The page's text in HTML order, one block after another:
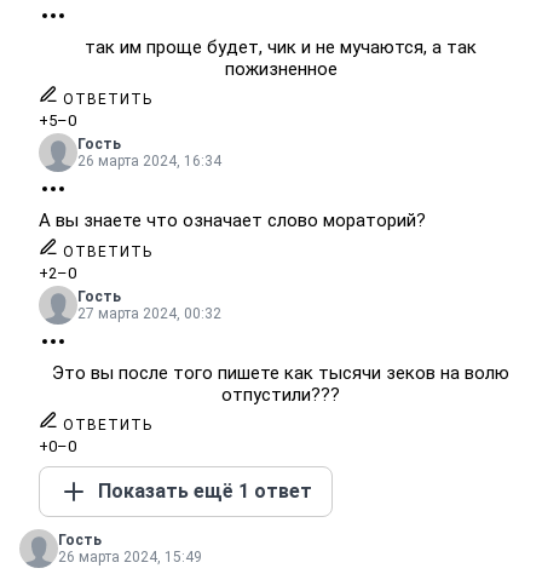
так им проще будет, чик и не мучаются, а так
пожизненное
ОТВЕТИТЬ
+5–0
Гость
26 марта 2024, 16:34
А вы знаете что означает слово мораторий?
ОТВЕТИТЬ
+2–0
Гость
27 марта 2024, 00:32
Это вы после того пишете как тысячи зеков на волю
отпустили???
ОТВЕТИТЬ
+0–0
Показать ещё 1 ответ
Гость
26 марта 2024, 15:49